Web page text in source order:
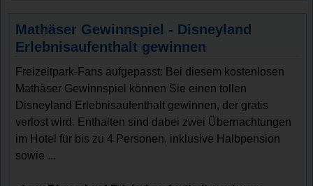
Mathäser Gewinnspiel - Disneyland
Erlebnisaufenthalt gewinnen
Freizeitpark-Fans aufgepasst: Bei diesem kostenlosen
Mathäser Gewinnspiel können Sie einen tollen
Disneyland Erlebnisaufenthalt gewinnen, der gratis
verlost wird. Enthalten sind dabei zwei Übernachtungen
im Hotel für bis zu 4 Personen, inklusive Halbpension
sowie ...